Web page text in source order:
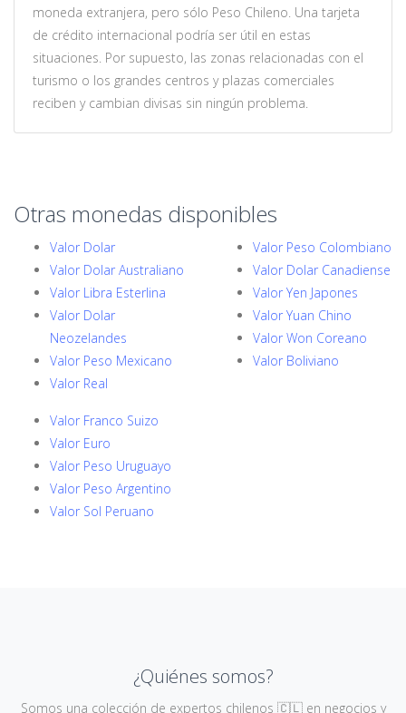
moneda extranjera, pero sólo Peso Chileno. Una tarjeta
de crédito internacional podría ser útil en estas
situaciones. Por supuesto, las zonas relacionadas con el
turismo o los grandes centros y plazas comerciales
reciben y cambian divisas sin ningún problema.
Otras monedas disponibles
Valor Dolar
Valor Dolar Australiano
Valor Libra Esterlina
Valor Dolar
Neozelandes
Valor Peso Mexicano
Valor Real
Valor Peso Colombiano
Valor Dolar Canadiense
Valor Yen Japones
Valor Yuan Chino
Valor Won Coreano
Valor Boliviano
Valor Franco Suizo
Valor Euro
Valor Peso Uruguayo
Valor Peso Argentino
Valor Sol Peruano
¿Quiénes somos?
Somos una colección de expertos chilenos 🇨🇱 en negocios y